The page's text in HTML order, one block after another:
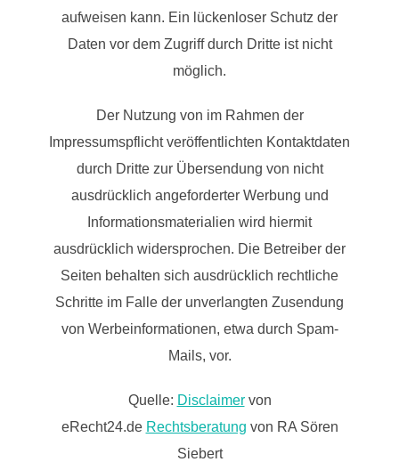
aufweisen kann. Ein lückenloser Schutz der
Daten vor dem Zugriff durch Dritte ist nicht
möglich.
Der Nutzung von im Rahmen der
Impressumspflicht veröffentlichten Kontaktdaten
durch Dritte zur Übersendung von nicht
ausdrücklich angeforderter Werbung und
Informationsmaterialien wird hiermit
ausdrücklich widersprochen. Die Betreiber der
Seiten behalten sich ausdrücklich rechtliche
Schritte im Falle der unverlangten Zusendung
von Werbeinformationen, etwa durch Spam-
Mails, vor.
Quelle: Disclaimervon
eRecht24.de Rechtsberatung von RA Sören
Siebert